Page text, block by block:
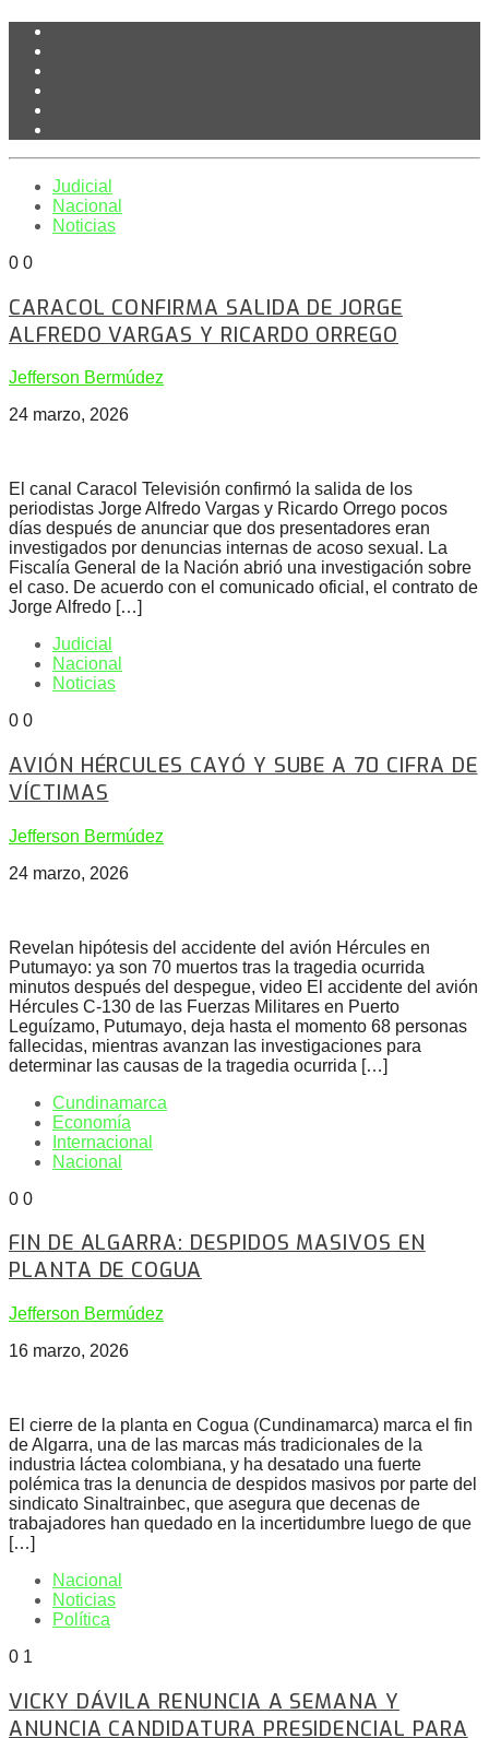
Judicial
Nacional
Noticias
0 0
CARACOL CONFIRMA SALIDA DE JORGE
ALFREDO VARGAS Y RICARDO ORREGO
Jefferson Bermúdez
24 marzo, 2026
El canal Caracol Televisión confirmó la salida de los
periodistas Jorge Alfredo Vargas y Ricardo Orrego pocos
días después de anunciar que dos presentadores eran
investigados por denuncias internas de acoso sexual. La
Fiscalía General de la Nación abrió una investigación sobre
el caso. De acuerdo con el comunicado oficial, el contrato de
Jorge Alfredo […]
Judicial
Nacional
Noticias
0 0
AVIÓN HÉRCULES CAYÓ Y SUBE A 70 CIFRA DE
VÍCTIMAS
Jefferson Bermúdez
24 marzo, 2026
Revelan hipótesis del accidente del avión Hércules en
Putumayo: ya son 70 muertos tras la tragedia ocurrida
minutos después del despegue, video El accidente del avión
Hércules C-130 de las Fuerzas Militares en Puerto
Leguízamo, Putumayo, deja hasta el momento 68 personas
fallecidas, mientras avanzan las investigaciones para
determinar las causas de la tragedia ocurrida […]
Cundinamarca
Economía
Internacional
Nacional
0 0
FIN DE ALGARRA: DESPIDOS MASIVOS EN
PLANTA DE COGUA
Jefferson Bermúdez
16 marzo, 2026
El cierre de la planta en Cogua (Cundinamarca) marca el fin
de Algarra, una de las marcas más tradicionales de la
industria láctea colombiana, y ha desatado una fuerte
polémica tras la denuncia de despidos masivos por parte del
sindicato Sinaltrainbec, que asegura que decenas de
trabajadores han quedado en la incertidumbre luego de que
[…]
Nacional
Noticias
Política
0 1
VICKY DÁVILA RENUNCIA A SEMANA Y
ANUNCIA CANDIDATURA PRESIDENCIAL PARA